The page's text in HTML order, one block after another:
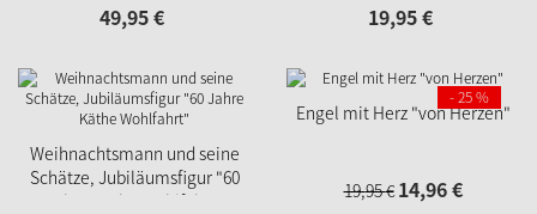
49,95€ 19,95€
Weihnachtsmann und seine
Schätze, Jubiläumsfigur "60
Jahre Käthe Wohlfahrt"
Engel mit Herz "von Herzen"
19,95€ 14,96€
- 25 %